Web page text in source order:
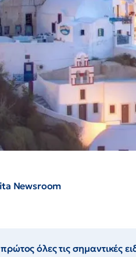
Newsroom
όλες τις σημαντικές